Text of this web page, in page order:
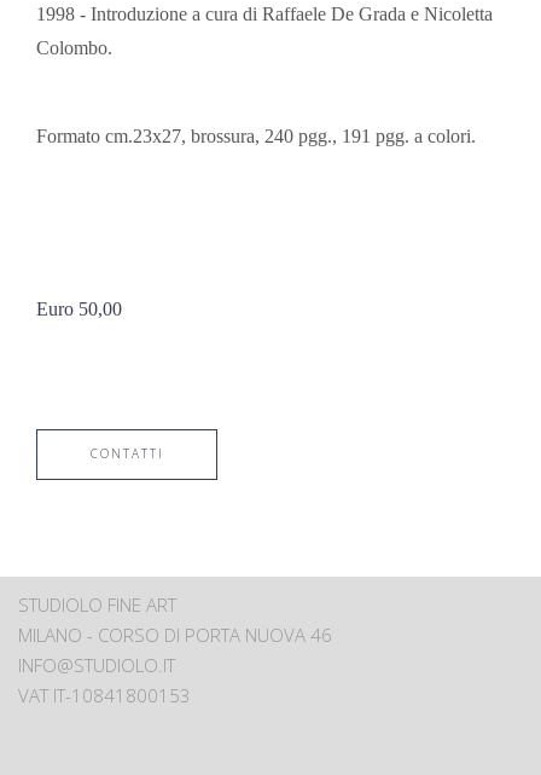
1998 - Introduzione a cura di Raffaele De Grada e Nicoletta
Colombo.
Formato cm.23x27, brossura, 240 pgg., 191 pgg. a colori.
Euro 50,00
CONTATTI
STUDIOLO FINE ART
MILANO - CORSO DI PORTA NUOVA 46
INFO@STUDIOLO.IT
VAT IT-10841800153